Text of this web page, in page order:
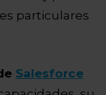
particulares
Salesforce